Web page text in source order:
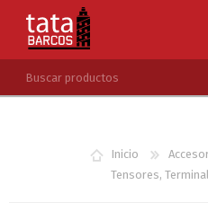
LISTA DE DESEOS
Inicio
Tensores,